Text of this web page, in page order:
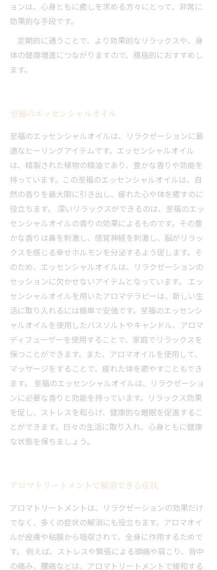
ョンは、心身ともに癒しを求める方々にとって、非常に
効果的な手段です。
定期的に通うことで、より効果的なリラックスや、身
体の健康増進につながりますので、積極的におすすめし
ます。
至福のエッセンシャルオイル
至福のエッセンシャルオイルは、リラクゼーションに最
適なヒーリングアイテムです。エッセンシャルオイル
は、精製された植物の精油であり、豊かな香りや効能を
持っています。この至福のエッセンシャルオイルは、自
然の香りを最大限に引き出し、疲れた心や体を癒すのに
役立ちます。 深いリラックスができるのは、至福のエッ
センシャルオイルの香りの効果によるものです。その豊
かな香りは鼻を刺激し、感覚神経を刺激し、脳がリラッ
クスを感じる幸せホルモンを分泌するよう促します。そ
のため、エッセンシャルオイルは、リラクゼーションの
セッションに欠かせないアイテムとなっています。 エッ
センシャルオイルを用いたアロマテラピーは、新しい生
活に取り入れるには簡単で安価です。至福のエッセンシ
ャルオイルを使用したバスソルトやキャンドル、アロマ
ディフューザーを使用することで、家庭でリラックスを
保つことができます。また、アロマオイルを使用して、
マッサージをすることで、疲れた体を癒やすこともでき
ます。 至福のエッセンシャルオイルは、リラクゼーショ
ンに必要な香りと効能を持っています。リラックス効果
を促し、ストレスを和らげ、健康的な睡眠を促進するこ
とができます。日々の生活に取り入れ、心身ともに健康
な状態を保ちましょう。
アロマトリートメントで解消できる症状
アロマトリートメントは、リラクゼーションの効果だけ
でなく、多くの症状の解消にも役立ちます。アロマオイ
ルが皮膚や粘膜から吸収されて、全身に作用するためで
す。 例えば、ストレスや緊張による頭痛や肩こり、背中
の痛み、腰痛などは、アロマトリートメントで緩和する
当サロンの公式LINE@にお友達登録頂いたお客様は